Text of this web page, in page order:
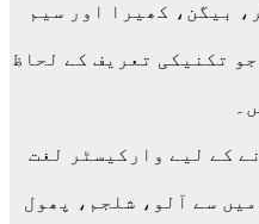
بیگن، کھیرا اور سیم
تکنیکی تعریف کے لحاظ
کے لیے وارکیسٹر لغت
سے آلو، شلجم، پھول